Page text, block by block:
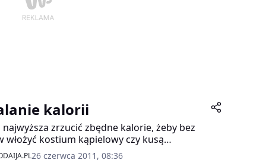
kalorii
najwyższa zrzucić zbędne kalorie, żeby bez
włożyć kostium kąpielowy czy kusą
Najlepiej biegać, pływać, jeździć na
26 czerwca 2011, 08:36